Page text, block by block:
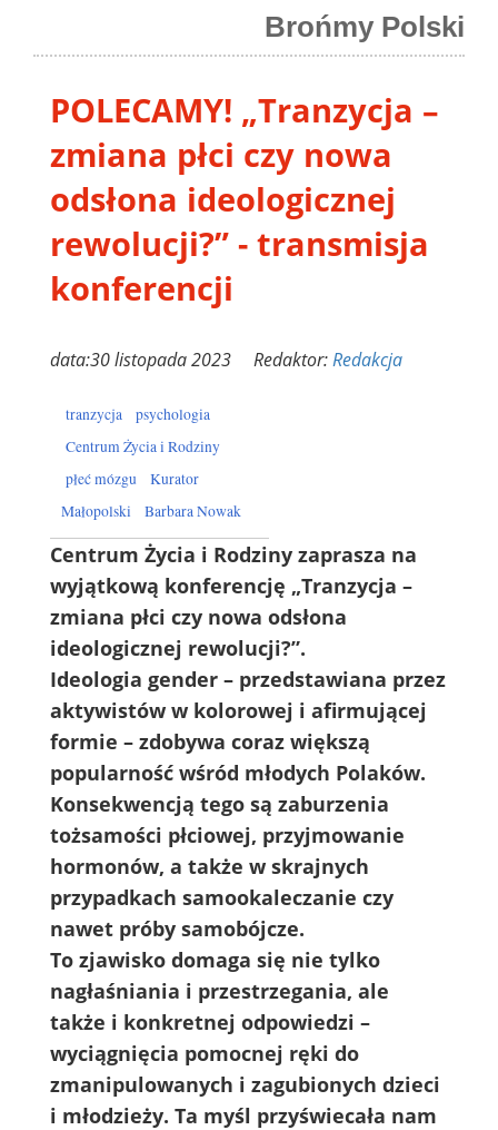
Brońmy Polski
POLECAMY! „Tranzycja –
zmiana płci czy nowa
odsłona ideologicznej
rewolucji?” - transmisja
konferencji
data:30 listopada 2023 Redaktor:Redakcja
tranzycja
psychologia
Centrum Życia i Rodziny
płeć mózgu
Kurator
Małopolski
Barbara Nowak
Centrum Życia i Rodziny zaprasza na
wyjątkową konferencję „Tranzycja –
zmiana płci czy nowa odsłona
ideologicznej rewolucji?”.
Ideologia gender – przedstawiana przez
aktywistów w kolorowej i afirmującej
formie – zdobywa coraz większą
popularność wśród młodych Polaków.
Konsekwencją tego są zaburzenia
tożsamości płciowej, przyjmowanie
hormonów, a także w skrajnych
przypadkach samookaleczanie czy
nawet próby samobójcze.
To zjawisko domaga się nie tylko
nagłaśniania i przestrzegania, ale
także i konkretnej odpowiedzi –
wyciągnięcia pomocnej ręki do
zmanipulowanych i zagubionych dzieci
i młodzieży. Ta myśl przyświecała nam